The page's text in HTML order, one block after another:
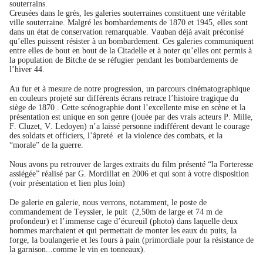
souterrains.
Creusées dans le grès, les galeries souterraines constituent une véritable
ville souterraine. Malgré les bombardements de 1870 et 1945, elles sont
dans un état de conservation remarquable. Vauban déjà avait préconisé
qu’elles puissent résister à un bombardement. Ces galeries communiquent
entre elles de bout en bout de la Citadelle et à noter qu’elles ont permis à
la population de Bitche de se réfugier pendant les bombardements de
l’hiver 44.
Au fur et à mesure de notre progression, un parcours cinématographique
en couleurs projeté sur différents écrans retrace l’histoire tragique du
siège de 1870 . Cette scénographie dont l’excellente mise en scène et la
présentation est unique en son genre (jouée par des vrais acteurs P. Mille,
F. Cluzet, V. Ledoyen) n’a laissé personne indifférent devant le courage
des soldats et officiers, l’âpreté et la violence des combats, et la
“morale” de la guerre.
Nous avons pu retrouver de larges extraits du film présenté “la Forteresse
assiégée” réalisé par G. Mordillat en 2006 et qui sont à votre disposition
(voir présentation et lien plus loin)
De galerie en galerie, nous verrons, notamment, le poste de
commandement de Teyssier, le puit (2,50m de large et 74 m de
profondeur) et l’immense cage d’écureuil (photo) dans laquelle deux
hommes marchaient et qui permettait de monter les eaux du puits, la
forge, la boulangerie et les fours à pain (primordiale pour la résistance de
la garnison...comme le vin en tonneaux).